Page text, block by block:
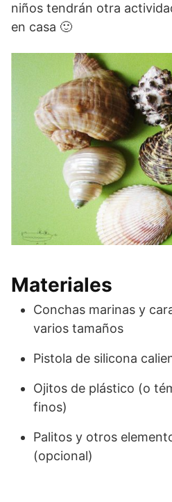
niños tendrán otra
en casa 🙂
Materiales
Conchas marinas y
varios tamaños
Pistola de silicona
Ojitos de plástico (o
finos)
Palitos y otros
(opcional)